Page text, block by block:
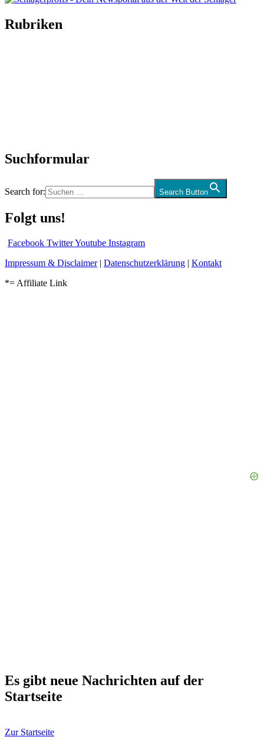
Rubriken
Suchformular
Search for: Search Button
Folgt uns!
Facebook TwitterYoutube Instagram
Impressum & Disclaimer| Datenschutzerklärung | Kontakt
*= Affiliate Link
Es gibt neue Nachrichten auf der
Startseite
Zur Startseite